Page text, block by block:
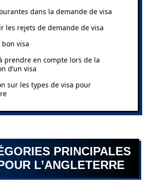
dans la demande de visa
les rejets de demande de visa
visa
prendre en compte lors de la
d’un visa
sur les types de visa pour
PRINCIPALES
L’ANGLETERRE